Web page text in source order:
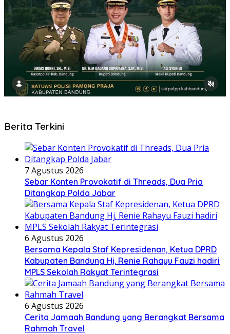
Berita Terkini
7 Agustus 2026
Sebar Konten Provokatif di Threads, Dua Pria
Ditangkap Polda Jabar
6 Agustus 2026
Bersama Kepala Staf Kepresidenan, Ketua DPRD
Kabupaten Bandung Hj. Renie Rahayu Fauzi hadiri
MPLS Sekolah Rakyat Terintegrasi
6 Agustus 2026
Cerita Jamaah Bandung yang Berangkat Bersama
Rahmah Travel